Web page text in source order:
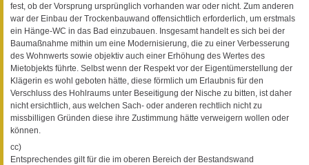
fest, ob der Vorsprung ursprünglich vorhanden war oder nicht. Zum anderen
war der Einbau der Trockenbauwand offensichtlich erforderlich, um erstmals
ein Hänge-WC in das Bad einzubauen. Insgesamt handelt es sich bei der
Baumaßnahme mithin um eine Modernisierung, die zu einer Verbesserung
des Wohnwerts sowie objektiv auch einer Erhöhung des Wertes des
Mietobjekts führte. Selbst wenn der Respekt vor der Eigentümerstellung der
Klägerin es wohl geboten hätte, diese förmlich um Erlaubnis für den
Verschluss des Hohlraums unter Beseitigung der Nische zu bitten, ist daher
nicht ersichtlich, aus welchen Sach- oder anderen rechtlich nicht zu
missbilligen Gründen diese ihre Zustimmung hätte verweigern wollen oder
können.
cc)
Entsprechendes gilt für die im oberen Bereich der Bestandswand